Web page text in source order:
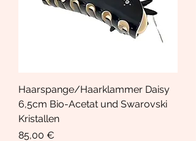
Haarspange/Haarklammer Daisy
6,5cm Bio-Acetat und Swarovski
Kristallen
Preis
85,00 €